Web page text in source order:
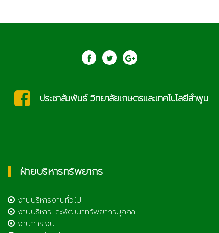
ประชาสัมพันธ์ วิทยาลัยเกษตรและเทคโนโลยีลำพูน
ฝ่ายบริหารทรัพยากร
งานบริหารงานทั่วไป
งานบริหารและพัฒนาทรัพยากรบุคคล
งานการเงิน